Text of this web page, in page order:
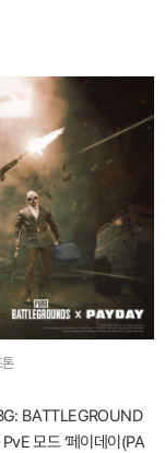
BATTLEGROUND
모드 ‘페이데이(PA